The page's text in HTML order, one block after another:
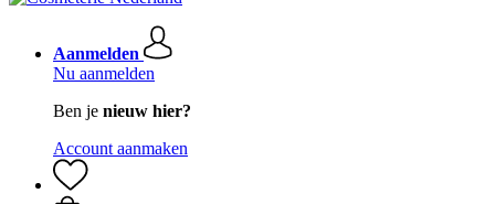
Aanmelden
Nu aanmelden
Ben je nieuw hier?
Account aanmaken